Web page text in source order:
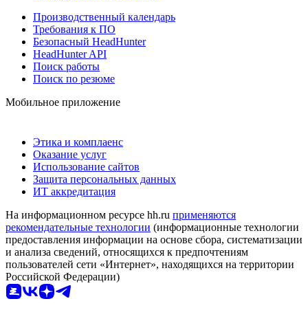
Производственный календарь
Требования к ПО
Безопасный HeadHunter
HeadHunter API
Поиск работы
Поиск по резюме
Мобильное приложение
Этика и комплаенс
Оказание услуг
Использование сайтов
Защита персональных данных
ИТ аккредитация
На информационном ресурсе hh.ru применяются
рекомендательные технологии (информационные технологии
предоставления информации на основе сбора, систематизации
и анализа сведений, относящихся к предпочтениям
пользователей сети «Интернет», находящихся на территории
Российской Федерации)